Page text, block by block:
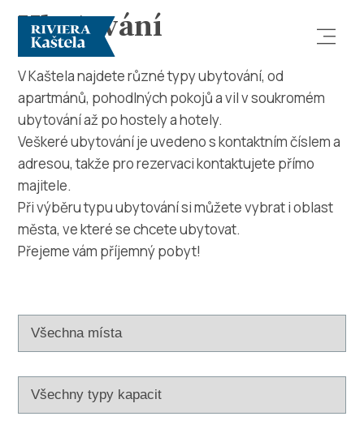
Prozkoumej
Destinace
Info
Safe in Dalmatia
Ubytování
V Kaštela najdete různé typy ubytování, od
apartmánů, pohodlných pokojů a vil v soukromém
ubytování až po hostely a hotely.
Veškeré ubytování je uvedeno s kontaktním číslem a
adresou, takže pro rezervaci kontaktujete přímo
majitele.
Při výběru typu ubytování si můžete vybrat i oblast
města, ve které se chcete ubytovat.
Přejeme vám příjemný pobyt!